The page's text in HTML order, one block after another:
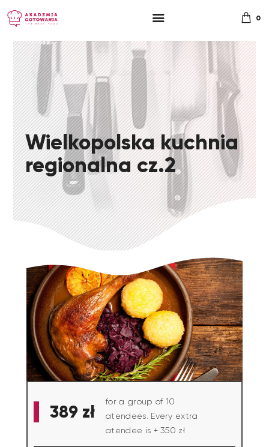
0
Wielkopolska kuchnia
regionalna cz.2
389 zł
for a group of 10
atendees. Every extra
atendee is + 350 zł